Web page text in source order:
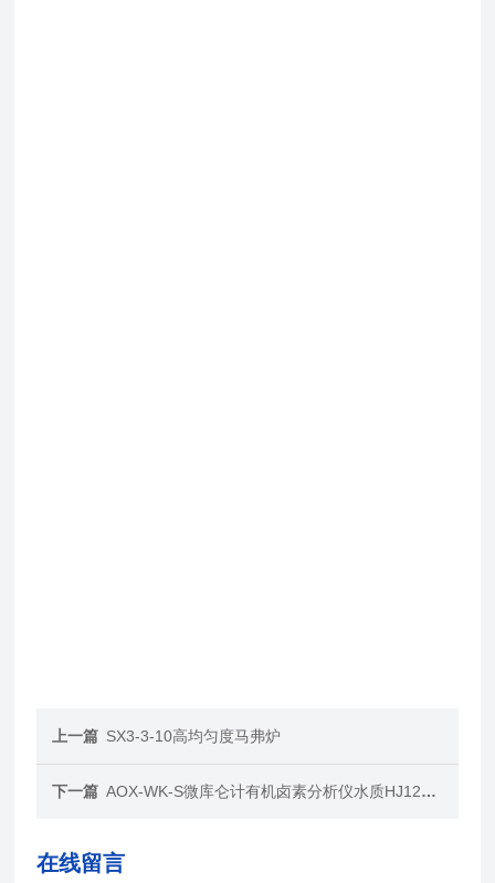
上一篇 SX3-3-10高均匀度马弗炉
下一篇 AOX-WK-S微库仑计有机卤素分析仪水质HJ1214-2021
在线留言